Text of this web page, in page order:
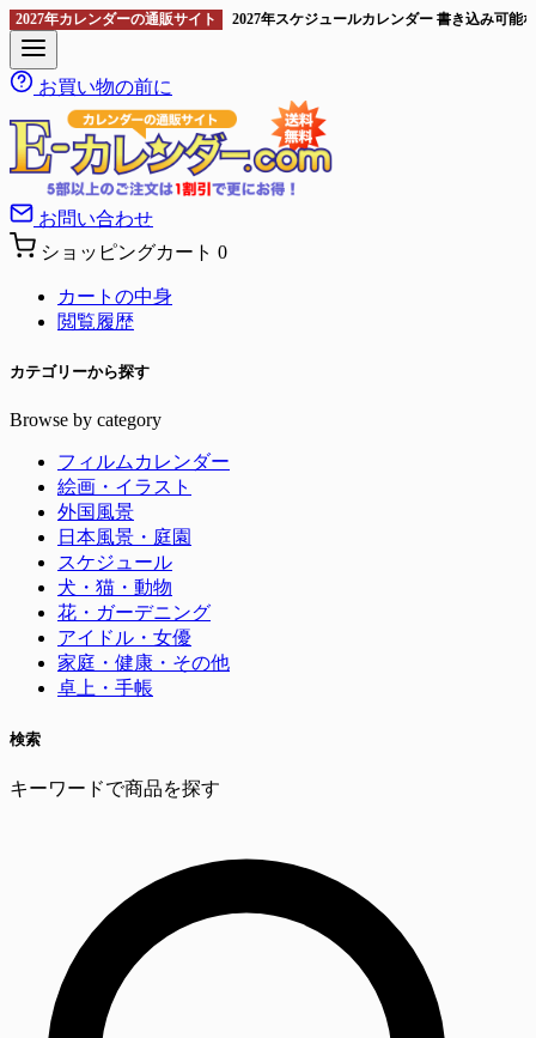
2027年カレンダーの通販サイト 2027年スケジュールカレンダー 書き込み可能
お買い物の前に
お問い合わせ
ショッピングカート 0
カートの中身
閲覧履歴
カテゴリーから探す
Browse by category
フィルムカレンダー
絵画・イラスト
外国風景
日本風景・庭園
スケジュール
犬・猫・動物
花・ガーデニング
アイドル・女優
家庭・健康・その他
卓上・手帳
検索
キーワードで商品を探す